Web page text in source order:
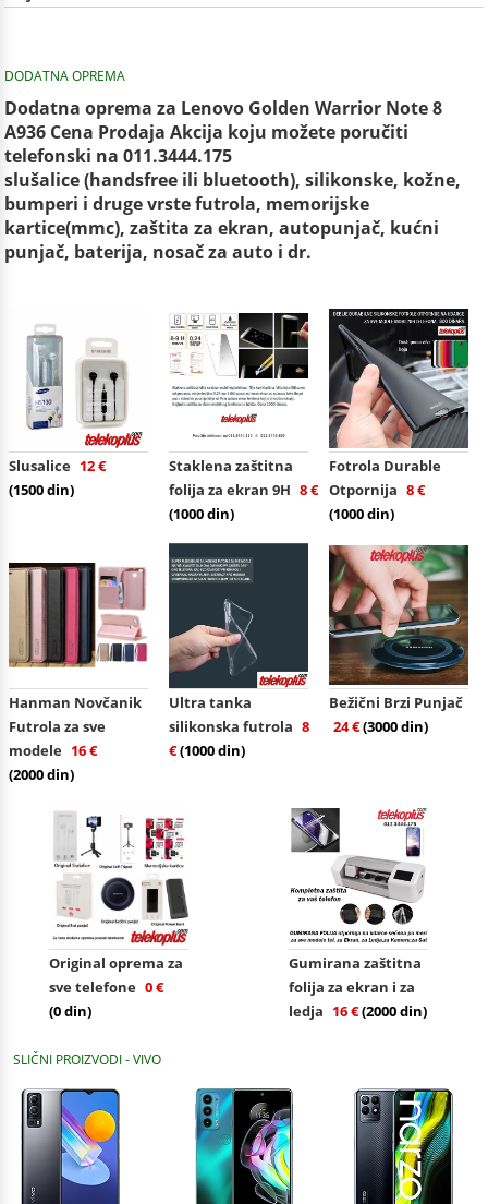
DODATNA OPREMA
Dodatna oprema za Lenovo Golden Warrior Note 8
A936 Cena Prodaja Akcija koju možete poručiti
telefonski na 011.3444.175
slušalice (handsfree ili bluetooth), silikonske, kožne,
bumperi i druge vrste futrola, memorijske
kartice(mmc), zaštita za ekran, autopunjač, kućni
punjač, baterija, nosač za auto i dr.
Slusalice 12 €
(1500 din)
Staklena zaštitna
folija za ekran 9H 8 €
(1000 din)
Fotrola Durable
Otpornija 8 €
(1000 din)
Hanman Novčanik
Futrola za sve
modele 16 €
(2000 din)
Ultra tanka
silikonska futrola 8
€(1000 din)
Bežični Brzi Punjač
24 €(3000 din)
Original oprema za
sve telefone 0 €
(0 din)
Gumirana zaštitna
folija za ekran i za
ledja 16 €(2000 din)
SLIČNI PROIZVODI - VIVO